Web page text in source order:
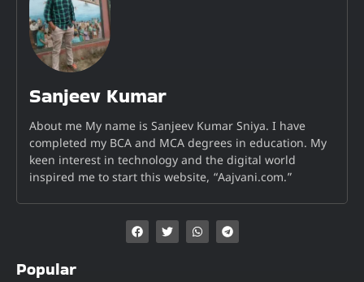
Sanjeev Kumar
About me My name is Sanjeev Kumar Sniya. I have
completed my BCA and MCA degrees in education. My
keen interest in technology and the digital world
inspired me to start this website, “Aajvani.com.”
Popular